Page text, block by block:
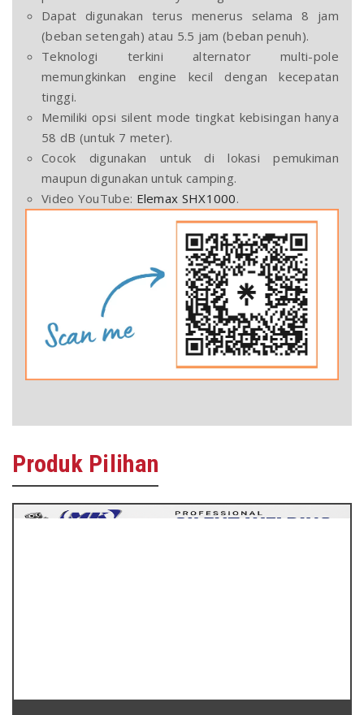
Dapat digunakan terus menerus selama 8 jam
(beban setengah) atau 5.5 jam (beban penuh).
Teknologi terkini alternator multi-pole
memungkinkan engine kecil dengan kecepatan
tinggi.
Memiliki opsi silent mode tingkat kebisingan hanya
58 dB (untuk 7 meter).
Cocok digunakan untuk di lokasi pemukiman
maupun digunakan untuk camping.
Video YouTube: Elemax SHX1000.
Produk Pilihan